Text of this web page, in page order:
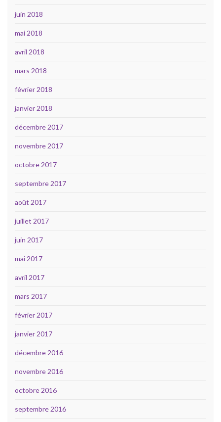
juin 2018
mai 2018
avril 2018
mars 2018
février 2018
janvier 2018
décembre 2017
novembre 2017
octobre 2017
septembre 2017
août 2017
juillet 2017
juin 2017
mai 2017
avril 2017
mars 2017
février 2017
janvier 2017
décembre 2016
novembre 2016
octobre 2016
septembre 2016